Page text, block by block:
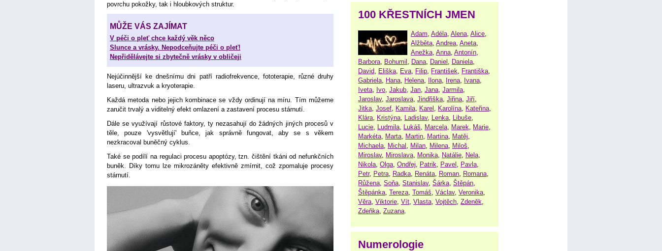
povrchu pokožky, tak i hloubkových struktur.
MŮŽE VÁS ZAJÍMAT
V péči o pleť chce každý věk něco
Slunce a vrásky. Nepodceňujte péči o pleť!
Nepřidělávejte si zbytečně vrásky v obličeji
Nejúčinnější ke dnešnímu dni patří radiofrekvence, fototerapie, různé druhy
laseru, ultrazvuk a kryoterapie.
Každá metoda nebo jejich kombinace se vždy ordinují na míru. Tím můžeme
zaručit trvalý a viditelný efekt omlazení a zastavení procesu stárnutí.
Dále se využívají růstové faktory, ty nezasahují do žádných jiných procesů v
těle, pouze 'vysvětlují' buňce, jak správně fungovat, aby se s věkem
nezkracoval buněčný cyklus.
Také se podílí na regulaci procesu apoptózy, tzn. čištění tkáni od nefunkčních
buněk. Díky tomu lze mikrozáněty efektivně zmírnit, což zpomaluje procesy
stárnutí.
100 KŘESTNÍCH JMEN
Adam, Adéla, Alena, Alice,
Alžběta, Andrea, Aneta,
Anežka, Anna, Antonín,
Barbora, Bohumil , Dana, Daniel , Daniela,
David, Eliška, Eva, Filip, František, Františka,
Gabriela, Hana, Helena, Ilona, Irena, Ivana,
Iveta, Ivo, Jakub, Jan, Jana, Jarmila,
Jaroslav, Jaroslava, Jindřiška, Jiřina, Jiří,
Jitka, Josef, Kamila, Karel , Karolína, Kateřina,
Klára, Kristýna, Ladislav, Lenka, Libuše,
Lucie, Ludmila, Lukáš, Marcela, Marek, Marie,
Markéta, Marta, Martin, Martina, Matěj,
Michaela, Michal , Milan, Milena, Miloš,
Miroslav, Miroslava, Monika, Natálie, Nela,
Nikola, Olga, Ondřej, Patrik, Pavel , Pavla,
Petr, Petra, Radka, Renáta, Roman, Romana,
Růžena, Soňa, Stanislav, Šárka, Štěpán,
Štěpánka, Tereza, Tomáš, Václav, Veronika,
Věra, Viktorie, Vít, Vlasta, Vojtěch, Zdeněk,
Zdeňka, Zuzana.
Numerologie